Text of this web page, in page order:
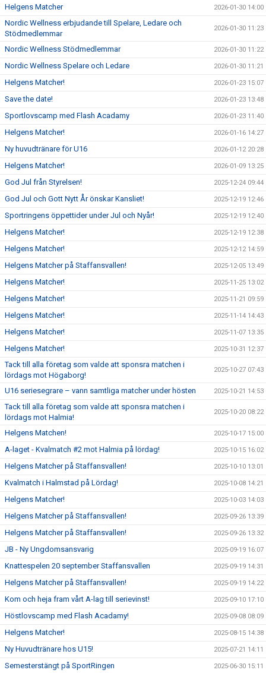
Helgens Matcher 2026-01-30 14:00
Nordic Wellness erbjudande till Spelare, Ledare och
Stödmedlemmar
2026-01-30 11:23
Nordic Wellness Stödmedlemmar 2026-01-30 11:22
Nordic Wellness Spelare och Ledare 2026-01-30 11:21
Helgens Matcher! 2026-01-23 15:07
Save the date! 2026-01-23 13:48
Sportlovscamp med Flash Acadamy 2026-01-23 11:40
Helgens Matcher! 2026-01-16 14:27
Ny huvudtränare för U16 2026-01-12 20:28
Helgens Matcher! 2026-01-09 13:25
God Jul från Styrelsen! 2025-12-24 09:44
God Jul och Gott Nytt År önskar Kansliet! 2025-12-19 12:46
Sportringens öppettider under Jul och Nyår! 2025-12-19 12:40
Helgens Matcher! 2025-12-19 12:38
Helgens Matcher! 2025-12-12 14:59
Helgens Matcher på Staffansvallen! 2025-12-05 13:49
Helgens Matcher! 2025-11-25 13:02
Helgens Matcher! 2025-11-21 09:59
Helgens Matcher! 2025-11-14 14:43
Helgens Matcher! 2025-11-07 13:35
Helgens Matcher! 2025-10-31 12:37
Tack till alla företag som valde att sponsra matchen i
lördags mot Högaborg!
2025-10-27 07:43
U16 seriesegrare – vann samtliga matcher under hösten 2025-10-21 14:53
Tack till alla företag som valde att sponsra matchen i
lördags mot Halmia!
2025-10-20 08:22
Helgens Matchen! 2025-10-17 15:00
A-laget - Kvalmatch #2 mot Halmia på lördag! 2025-10-15 16:02
Helgens Matcher på Staffansvallen! 2025-10-10 13:01
Kvalmatch i Halmstad på Lördag! 2025-10-08 14:21
Helgens Matcher! 2025-10-03 14:03
Helgens Matcher på Staffansvallen! 2025-09-26 13:39
Helgens Matcher på Staffansvallen! 2025-09-26 13:32
JB - Ny Ungdomsansvarig 2025-09-19 16:07
Knattespelen 20 september Staffansvallen 2025-09-19 14:31
Helgens Matcher på Staffansvallen! 2025-09-19 14:22
Kom och heja fram vårt A-lag till serievinst! 2025-09-10 17:10
Höstlovscamp med Flash Acadamy! 2025-09-08 08:09
Helgens Matcher! 2025-08-15 14:38
Ny Huvudtränare hos U15! 2025-07-21 14:11
Semesterstängt på SportRingen 2025-06-30 15:11